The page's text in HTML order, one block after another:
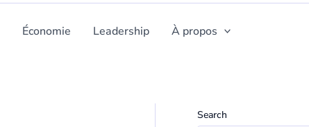
Économie Leadership À propos
Search